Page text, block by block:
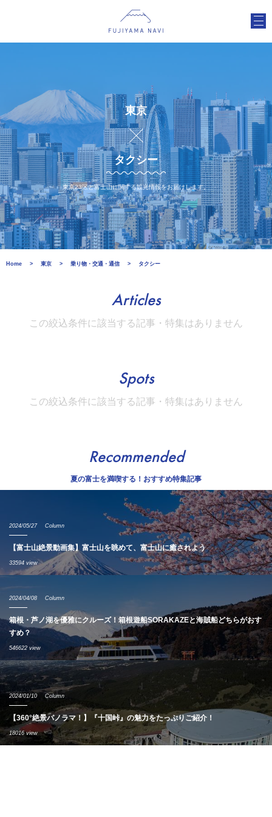
東京
タクシー
東京23区と富士山に関する観光情報をお届けします。
Home 東京 乗り物・交通・通信 タクシー
Articles
この絞込条件に該当する記事・特集はありません
Spots
この絞込条件に該当する記事・特集はありません
Recommended
夏の富士を満喫する！おすすめ特集記事
2024/05/27 Column
【富士山絶景動画集】富士山を眺めて、富士山に癒されよう
33594 view
2024/04/08 Column
箱根・芦ノ湖を優雅にクルーズ！箱根遊船SORAKAZEと海賊船どちらがおす
すめ？
546622 view
2024/01/10 Column
【360°絶景パノラマ！】『十国峠』の魅力をたっぷりご紹介！
18016 view